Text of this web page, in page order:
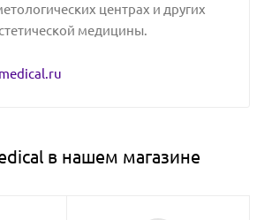
центрах и других
медицины.
в нашем магазине